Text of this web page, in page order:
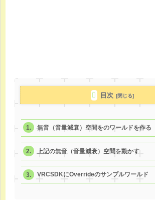
目次
無音（音量減衰）空間をのワールドを作る
上記の無音（音量減衰）空間を動かす
VRCSDKにOverrideのサンプルワールド